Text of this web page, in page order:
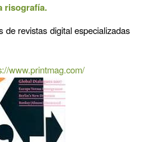
risografía.
de revistas digital especializadas
www.printmag.com/